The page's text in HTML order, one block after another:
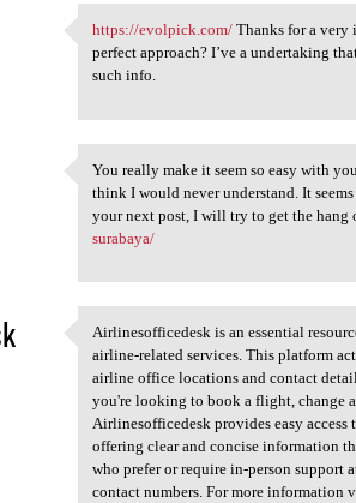
https://evolpick.com/ Thanks
https://evolpick.com/ Thanks for a very
perfect approach? I’ve a undertaking
such info.
You really make it seem so
You really make it seem so easy with
think I would never understand. It
your next post, I will try to get the
surabaya/
Airlinesofficedesk is an
Airlinesofficedesk is an essential
airline-related services. This platform
airline office locations and contact
you're looking to book a flight, change
Airlinesofficedesk provides easy
offering clear and concise information
who prefer or require in-person support
contact numbers. For more information